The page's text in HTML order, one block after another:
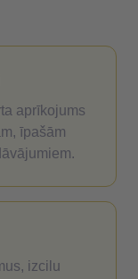
aprīkojums
īpašām
izcilu